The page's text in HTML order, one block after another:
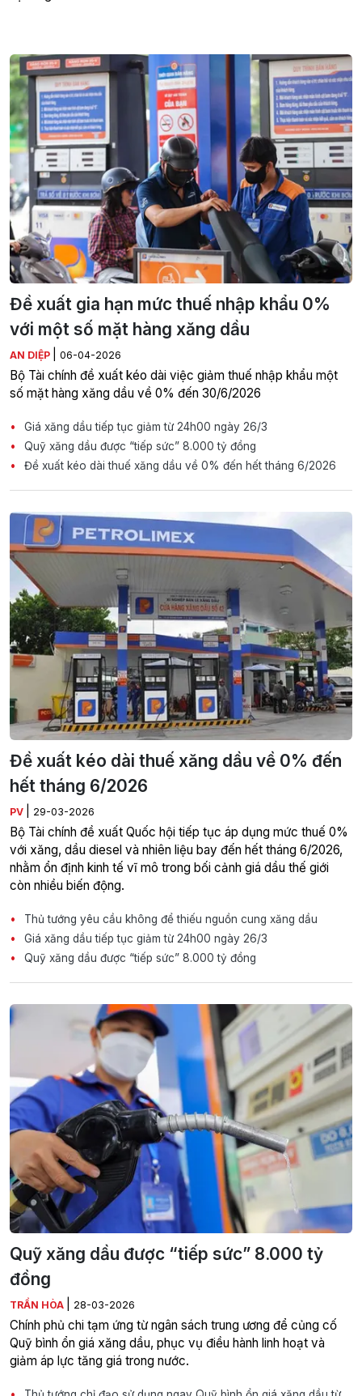
Đề xuất gia hạn mức thuế nhập khẩu 0%
với một số mặt hàng xăng dầu
AN DIỆP 06-04-2026
Bộ Tài chính đề xuất kéo dài việc giảm thuế nhập khẩu một
số mặt hàng xăng dầu về 0% đến 30/6/2026
Giá xăng dầu tiếp tục giảm từ 24h00 ngày 26/3
Quỹ xăng dầu được “tiếp sức” 8.000 tỷ đồng
Đề xuất kéo dài thuế xăng dầu về 0% đến hết tháng 6/2026
Đề xuất kéo dài thuế xăng dầu về 0% đến
hết tháng 6/2026
PV 29-03-2026
Bộ Tài chính đề xuất Quốc hội tiếp tục áp dụng mức thuế 0%
với xăng, dầu diesel và nhiên liệu bay đến hết tháng 6/2026,
nhằm ổn định kinh tế vĩ mô trong bối cảnh giá dầu thế giới
còn nhiều biến động.
Thủ tướng yêu cầu không để thiếu nguồn cung xăng dầu
Giá xăng dầu tiếp tục giảm từ 24h00 ngày 26/3
Quỹ xăng dầu được “tiếp sức” 8.000 tỷ đồng
Quỹ xăng dầu được “tiếp sức” 8.000 tỷ
đồng
TRẦN HÒA 28-03-2026
Chính phủ chi tạm ứng từ ngân sách trung ương để củng cố
Quỹ bình ổn giá xăng dầu, phục vụ điều hành linh hoạt và
giảm áp lực tăng giá trong nước.